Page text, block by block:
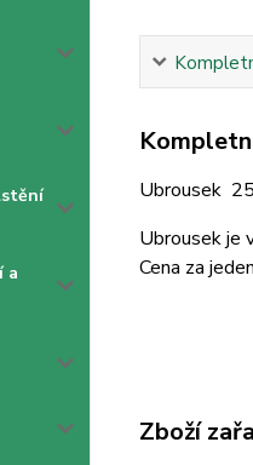
a
Ubrousek
Ubrousek je
Cena za
Zboží